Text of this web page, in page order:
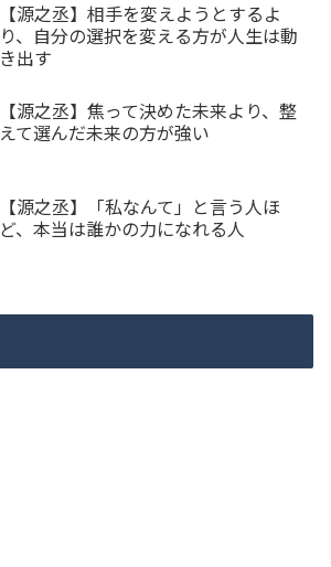
【源之丞】相手を変えようとするよ
り、自分の選択を変える方が人生は動
き出す
【源之丞】焦って決めた未来より、整
えて選んだ未来の方が強い
【源之丞】「私なんて」と言う人ほ
ど、本当は誰かの力になれる人